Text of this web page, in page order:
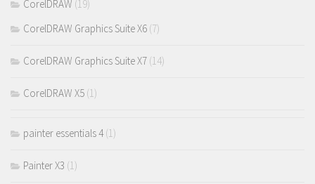
CorelDRAW (19)
CorelDRAW Graphics Suite X6 (7)
CorelDRAW Graphics Suite X7 (14)
CorelDRAW X5 (1)
painter essentials 4(1)
Painter X3 (1)